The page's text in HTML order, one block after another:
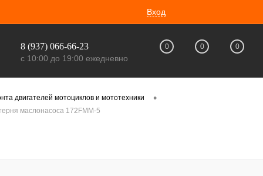
Вход
8 (937) 066-66-23
с 10:00 до 19:00 ежедневно
0 0 0
двигателей мотоциклов и мототехники •
маслонасоса 172FMM-5